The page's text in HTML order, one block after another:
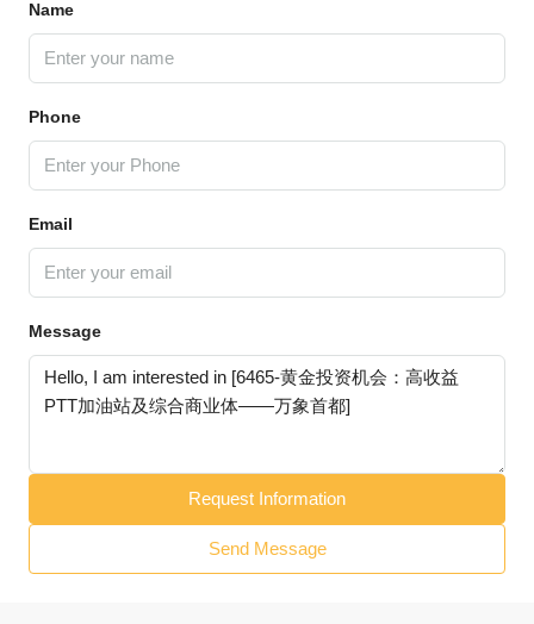
Name
Phone
Email
Message
Request Information
Send Message